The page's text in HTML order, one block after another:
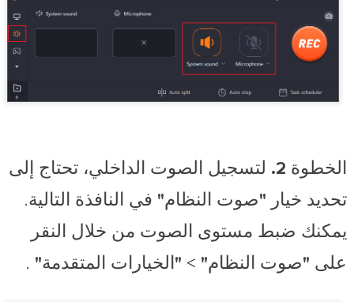
الخطوة 2.
لتسجيل الصوت الداخلي، تحتاج إلى
تحديد خيار "صوت النظام" في النافذة التالية.
يمكنك ضبط مستوى الصوت من خلال النقر
على "صوت النظام" > "الخيارات المتقدمة" .